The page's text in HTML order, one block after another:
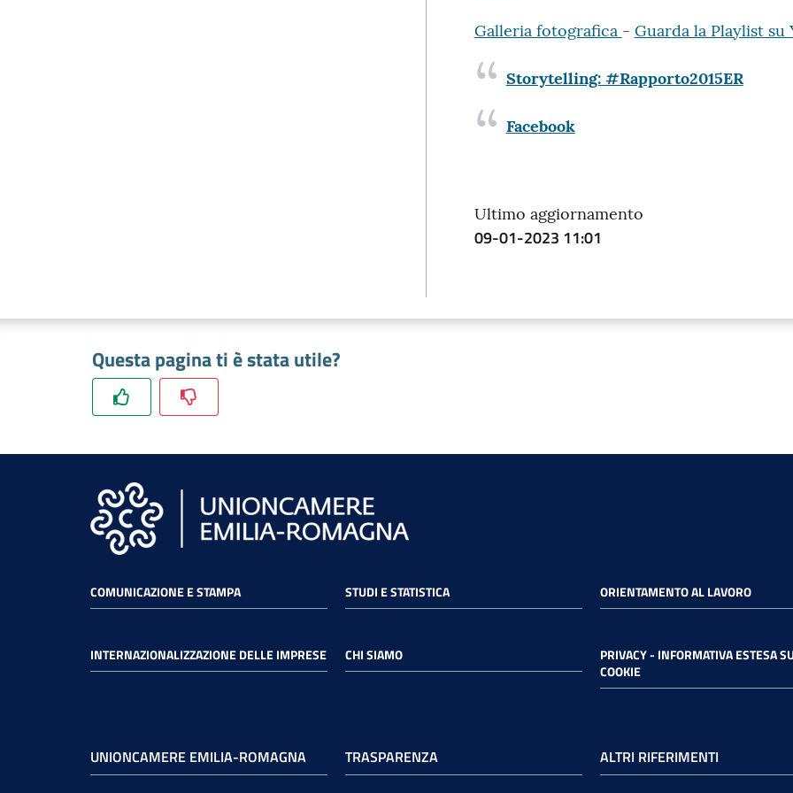
Galleria fotografica - Guarda la Playlist su
Storytelling: #Rapporto2015ER
Facebook
Ultimo aggiornamento
09-01-2023 11:01
Questa pagina ti è stata utile?
COMUNICAZIONE E STAMPA STUDI E STATISTICA ORIENTAMENTO AL LAVORO
INTERNAZIONALIZZAZIONE DELLE IMPRESE CHI SIAMO
PRIVACY - INFORMATIVA ESTESA
COOKIE
UNIONCAMERE EMILIA-ROMAGNA TRASPARENZA ALTRI RIFERIMENTI